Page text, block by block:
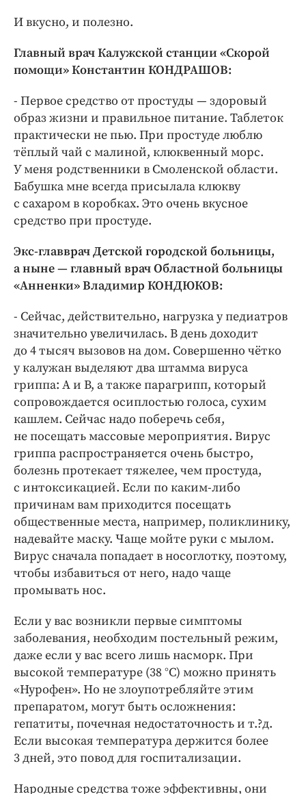
И вкусно, и полезно.
Главный врач Калужской станции «Скорой
помощи» Константин КОНДРАШОВ:
- Первое средство от простуды — здоровый
образ жизни и правильное питание. Таблеток
практически не пью. При простуде люблю
тёплый чай с малиной, клюквенный морс.
У меня родственники в Смоленской области.
Бабушка мне всегда присылала клюкву
с сахаром в коробках. Это очень вкусное
средство при простуде.
Экс-главврач Детской городской больницы,
а ныне — главный врач Област­ной больницы
«Анненки» Владимир КОНДЮКОВ:
- Сейчас, действительно, нагрузка у педиат­ров
значительно увеличилась. В день доходит
до 4 тысяч вызовов на дом. Совершенно чётко
у калужан выделяют два штамма вируса
гриппа: А и В, а также парагрипп, который
сопровождается осиплостью голоса, сухим
кашлем. Сейчас надо поберечь себя,
не посещать массовые мероприятия. Вирус
гриппа распространяется очень быстро,
болезнь протекает тяжелее, чем простуда,
с интоксикацией. Если по каким-либо
причинам вам приходится посещать
общественные места, например, поликлинику,
надевайте маску. Чаще мойте руки с мылом.
Вирус сначала попадает в носоглотку, поэтому,
чтобы избавиться от него, надо чаще
промывать нос.
Если у вас возникли первые симптомы
заболевания, необходим постельный режим,
даже если у вас всего лишь насморк. При
высокой температуре (38 °C) можно принять
«Нурофен». Но не злоупотребляйте этим
препаратом, могут быть осложнения:
гепатиты, почечная недостаточность и т.?д.
Если высокая температура держится более
3 дней, это повод для госпитализации.
Народные средства тоже эффективны, они